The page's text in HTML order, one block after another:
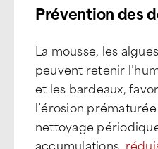
Prévention des
La mousse, les
peuvent retenir
et les bardeaux,
l’érosion
nettoyage
accumulations,